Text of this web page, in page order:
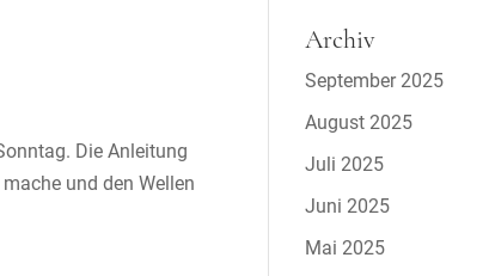
Die Anleitung
und den Wellen
Archiv
September 2025
August 2025
Juli 2025
Juni 2025
Mai 2025